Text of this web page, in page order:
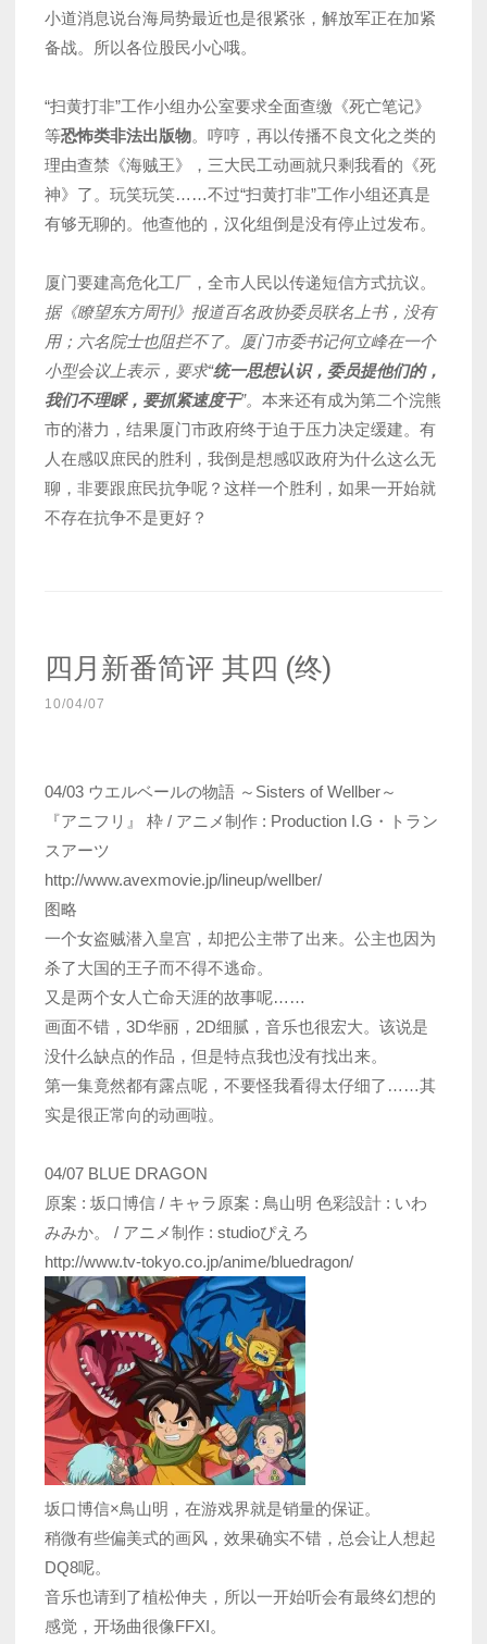
小道消息说台海局势最近也是很紧张，解放军正在加紧
备战。所以各位股民小心哦。
“扫黄打非”工作小组办公室要求全面查缴《死亡笔记》
等恐怖类非法出版物。哼哼，再以传播不良文化之类的
理由查禁《海贼王》，三大民工动画就只剩我看的《死
神》了。玩笑玩笑……不过“扫黄打非”工作小组还真是
有够无聊的。他查他的，汉化组倒是没有停止过发布。
厦门要建高危化工厂，全市人民以传递短信方式抗议。
据《瞭望东方周刊》报道百名政协委员联名上书，没有
用；六名院士也阻拦不了。厦门市委书记何立峰在一个
小型会议上表示，要求“统一思想认识，委员提他们的，
我们不理睬，要抓紧速度干”。 本来还有成为第二个浣熊
市的潜力，结果厦门市政府终于迫于压力决定缓建。有
人在感叹庶民的胜利，我倒是想感叹政府为什么这么无
聊，非要跟庶民抗争呢？这样一个胜利，如果一开始就
不存在抗争不是更好？
四月新番简评 其四 (终)
10/04/07
04/03 ウエルベールの物語 ～Sisters of Wellber～
『アニフリ』 枠 / アニメ制作 : Production I.G・トラン
スアーツ
http://www.avexmovie.jp/lineup/wellber/
图略
一个女盗贼潜入皇宫，却把公主带了出来。公主也因为
杀了大国的王子而不得不逃命。
又是两个女人亡命天涯的故事呢……
画面不错，3D华丽，2D细腻，音乐也很宏大。该说是
没什么缺点的作品，但是特点我也没有找出来。
第一集竟然都有露点呢，不要怪我看得太仔细了……其
实是很正常向的动画啦。
04/07 BLUE DRAGON
原案 : 坂口博信 / キャラ原案 : 鳥山明 色彩設計 : いわ
みみか。 / アニメ制作 : studioぴえろ
http://www.tv-tokyo.co.jp/anime/bluedragon/
坂口博信×鳥山明，在游戏界就是销量的保证。
稍微有些偏美式的画风，效果确实不错，总会让人想起
DQ8呢。
音乐也请到了植松伸夫，所以一开始听会有最终幻想的
感觉，开场曲很像FFXI。